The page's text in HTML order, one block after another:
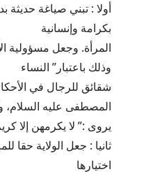
أولا : تبني صياغة حديثة
بكرامة وإنسانية
المرأة. وجعل مسؤولية
وذلك باعتبار” النساء
شقائق للرجال في
المصطفى عليه السلام،
يروى :” لا يكرمهن إلا
ثانيا : جعل الولاية حقا
اختيارها